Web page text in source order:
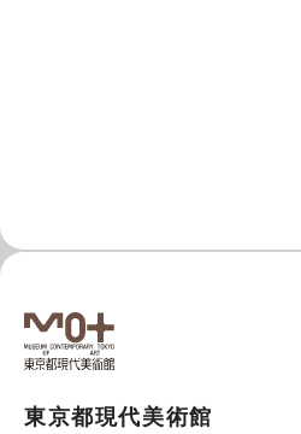
東京都現代美術館